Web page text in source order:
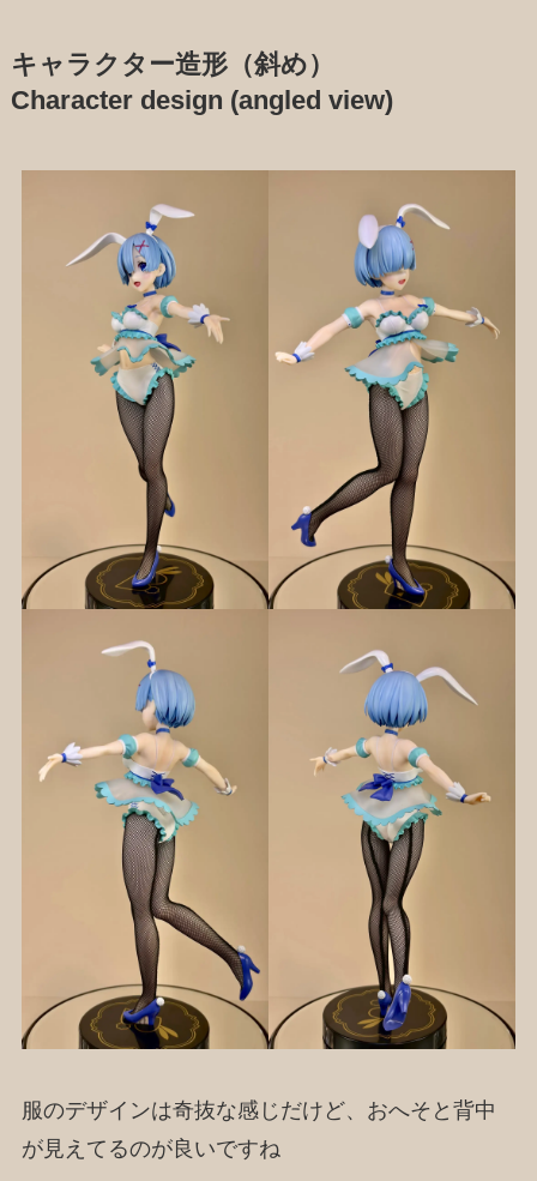
キャラクター造形（斜め）
Character design (angled view)
服のデザインは奇抜な感じだけど、おへそと背中
が見えてるのが良いですね